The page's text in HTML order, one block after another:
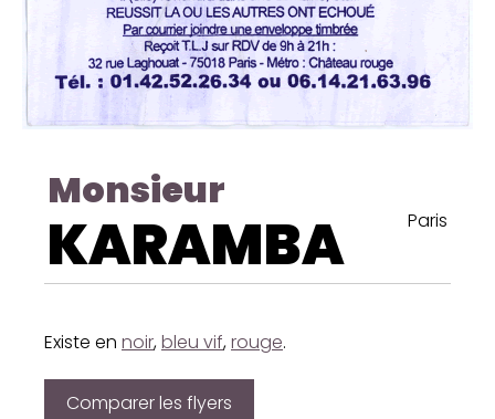
Monsieur
KARAMBA Paris
Existe en noir,bleu vif,rouge.
Comparer les flyers